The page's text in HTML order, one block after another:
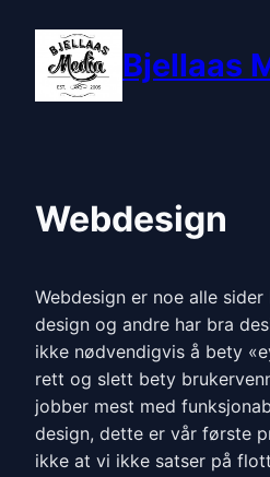
Bjellaas
Webdesign
Webdesign er noe alle
design og andre har bra
ikke nødvendigvis å bety
rett og slett bety
jobber mest med
design, dette er vår første
ikke at vi ikke satser på